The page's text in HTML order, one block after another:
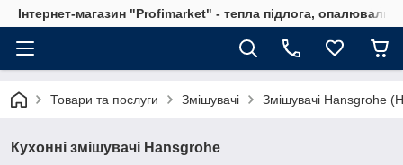
Інтернет-магазин "Profimarket" - тепла підлога,
Товари та послуги Змішувачі Змішувачі Hansgrohe
Кухонні змішувачі Hansgrohe